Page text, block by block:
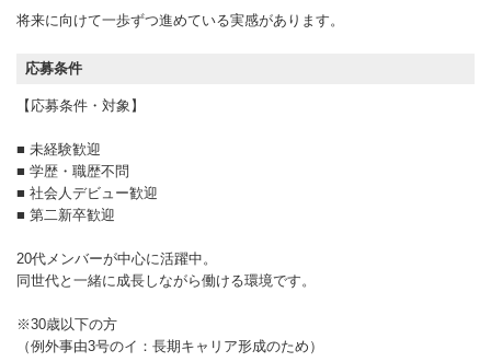
将来に向けて一歩ずつ進めている実感があります。
応募条件
【応募条件・対象】
■ 未経験歓迎
■ 学歴・職歴不問
■ 社会人デビュー歓迎
■ 第二新卒歓迎
20代メンバーが中心に活躍中。
同世代と一緒に成長しながら働ける環境です。
※30歳以下の方
（例外事由3号のイ：長期キャリア形成のため）